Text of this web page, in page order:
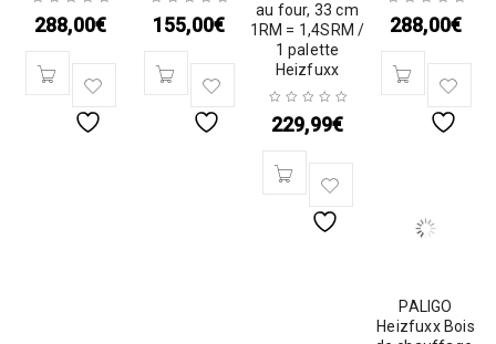
288,00€ 155,00€
au four, 33 cm
1RM = 1,4SRM /
1 palette
Heizfuxx
229,99€
288,00€
PALIGO
Heizfuxx Bois